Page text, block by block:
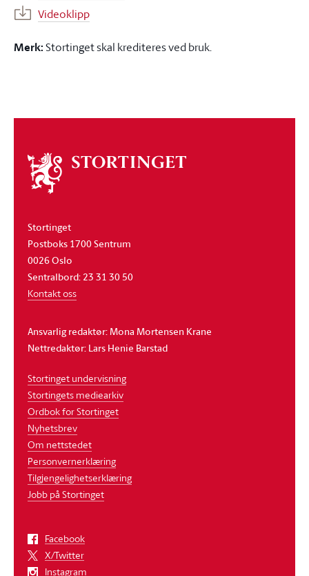
Videoklipp
Merk:Stortinget skal krediteres ved bruk.
Om
stortinget
Stortinget
Postboks 1700 Sentrum
0026 Oslo
Sentralbord: 23 31 30 50
Kontakt oss
Ansvarlig redaktør: Mona Mortensen Krane
Nettredaktør: Lars Henie Barstad
Stortinget undervisning
Stortingets mediearkiv
Ordbok for Stortinget
Nyhetsbrev
Om nettstedet
Personvernerklæring
Tilgjengelighetserklæring
Jobb på Stortinget
Facebook
X/Twitter
Instagram